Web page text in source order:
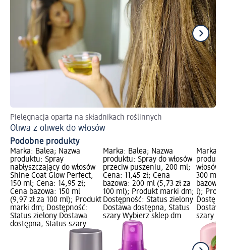
Pielęgnacja oparta na składnikach roślinnych
Oliwa z oliwek do włosów
Podobne produkty
Marka: Balea; Nazwa
produktu: Spray
nabłyszczający do włosów
Shine Coat Glow Perfect,
150 ml; Cena: 14,95 zł;
Cena bazowa: 150 ml
(9,97 zł za 100 ml); Produkt
marki dm; Dostępność:
Status zielony Dostawa
dostępna, Status szary
Marka: Balea; Nazwa
produktu: Spray do włosów
przeciw puszeniu, 200 ml;
Cena: 11,45 zł; Cena
bazowa: 200 ml (5,73 zł za
100 ml); Produkt marki dm;
Dostępność: Status zielony
Dostawa dostępna, Status
szary Wybierz sklep dm
Marka:
włosów
300 ml;
bazowa:
l);
szary